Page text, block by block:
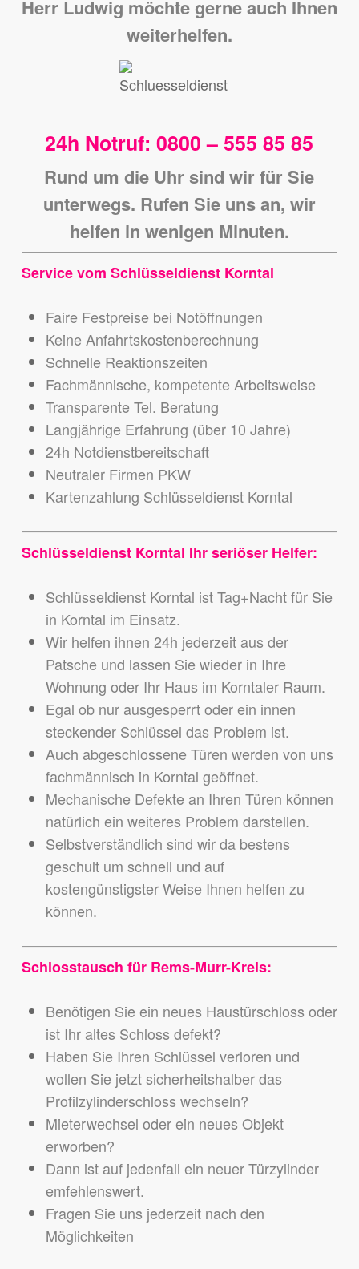
Herr Ludwig möchte gerne auch Ihnen
weiterhelfen.
24h Notruf: 0800 – 555 85 85
Rund um die Uhr sind wir für Sie
unterwegs. Rufen Sie uns an, wir
helfen in wenigen Minuten.
Service vom Schlüsseldienst Korntal
Faire Festpreise bei Notöffnungen
Keine Anfahrtskostenberechnung
Schnelle Reaktionszeiten
Fachmännische, kompetente Arbeitsweise
Transparente Tel. Beratung
Langjährige Erfahrung (über 10 Jahre)
24h Notdienstbereitschaft
Neutraler Firmen PKW
Kartenzahlung Schlüsseldienst Korntal
Schlüsseldienst Korntal Ihr seriöser Helfer:
Schlüsseldienst Korntal ist Tag+Nacht für Sie
in Korntal im Einsatz.
Wir helfen ihnen 24h jederzeit aus der
Patsche und lassen Sie wieder in Ihre
Wohnung oder Ihr Haus im Korntaler Raum.
Egal ob nur ausgesperrt oder ein innen
steckender Schlüssel das Problem ist.
Auch abgeschlossene Türen werden von uns
fachmännisch in Korntal geöffnet.
Mechanische Defekte an Ihren Türen können
natürlich ein weiteres Problem darstellen.
Selbstverständlich sind wir da bestens
geschult um schnell und auf
kostengünstigster Weise Ihnen helfen zu
können.
Schlosstausch für Rems-Murr-Kreis:
Benötigen Sie ein neues Haustürschloss oder
ist Ihr altes Schloss defekt?
Haben Sie Ihren Schlüssel verloren und
wollen Sie jetzt sicherheitshalber das
Profilzylinderschloss wechseln?
Mieterwechsel oder ein neues Objekt
erworben?
Dann ist auf jedenfall ein neuer Türzylinder
emfehlenswert.
Fragen Sie uns jederzeit nach den
Möglichkeiten